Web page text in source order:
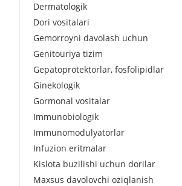
Dermatologik
Dori vositalari
Gemorroyni davolash uchun
Genitouriya tizim
Gepatoprotektorlar, fosfolipidlar
Ginekologik
Gormonal vositalar
Immunobiologik
Immunomodulyatorlar
Infuzion eritmalar
Kislota buzilishi uchun dorilar
Maxsus davolovchi oziqlanish